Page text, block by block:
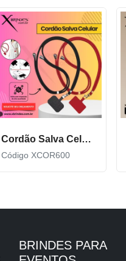
Cordão Salva Celular Universal De Qualidade Xcor600
Código XCOR600
BRINDES PARA